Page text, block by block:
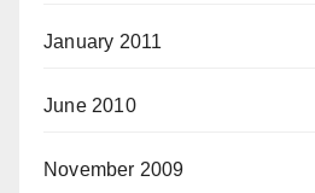
January 2011
June 2010
November 2009